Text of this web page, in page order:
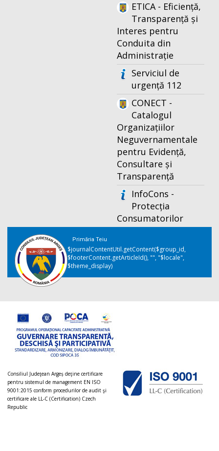
ETICA - Eficiență,
Transparență și
Interes pentru
Conduita din
Administrație
Serviciul de
urgență 112
CONECT -
Catalogul
Organizațiilor
Neguvernamentale
pentru Evidență,
Consultare și
Transparență
InfoCons -
Protecția
Consumatorilor
Primăria Teiu
$journalContentUtil.getContent($group_id,
$footerContent.getArticleId(), "", "$locale",
$theme_display)
Consiliul Judeţean Argeș deţine certificare
pentru sistemul de management EN ISO
9001:2015 conform procedurilor de audit şi
certificare ale LL-C (Certification) Czech
Republic